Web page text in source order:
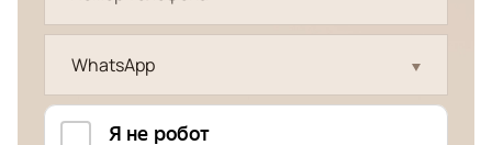
WhatsApp